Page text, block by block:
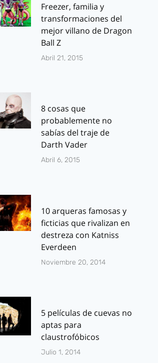
Freezer, familia y
transformaciones del
mejor villano de Dragon
Ball Z
Abril 21, 2015
8 cosas que
probablemente no
sabías del traje de
Darth Vader
Abril 6, 2015
10 arqueras famosas y
ficticias que rivalizan en
destreza con Katniss
Everdeen
Noviembre 20, 2014
5 películas de cuevas no
aptas para
claustrofóbicos
Julio 1, 2014